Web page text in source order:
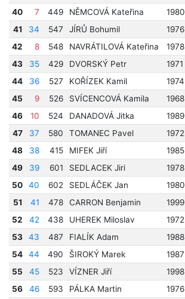
40
7 449 NĚMCOVÁ Kateřina 1980
41
34 547 JÍRŮ Bohumil 1976
42
8 548 NAVRÁTILOVÁ Kateřina 1978
43
35 429 DVORSKÝ Petr 1971
44
36 527 KOŘÍZEK Kamil 1974
45
9 526 SVÍCENCOVÁ Kamila 1968
46
10 524 DANADOVÁ Jitka 1989
47
37 580 TOMANEC Pavel 1972
48
38 415 MIFEK Jiří 1985
49
39 601 SEDLACEK Jiri 1978
50
40 602 SEDLÁČEK Jan 1980
51
41 478 CARRON Benjamin 1999
52
42 438 UHEREK Miloslav 1972
53
43 487 FIALÍK Adam 1988
54
44 490 ŠIROKÝ Marek 1987
55
45 523 VÍZNER Jiří 1998
56
46 593 PÁLKA Martin 1976